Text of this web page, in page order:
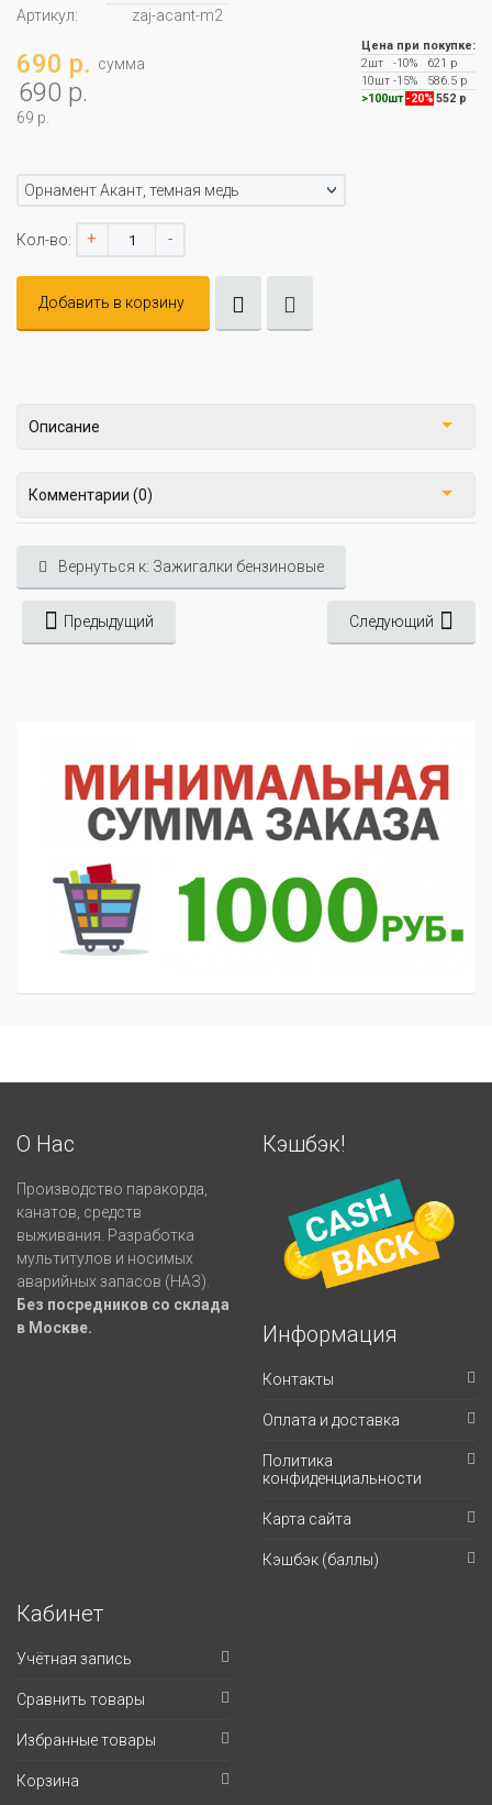
Артикул:
zaj-acant-m2
690 р. сумма
690 р.
69 р.
Цена при покупке:
2шт
-10%
621 р
10шт -15%
586.5 р
>100шт -20% 552 р
Орнамент Акант, темная медь
Кол-во: + -
Добавить в корзину
Описание
Комментарии (0)
Вернуться к: Зажигалки бензиновые
Предыдущий Следующий
О Нас
Производство паракорда,
канатов, средств
выживания. Разработка
мультитулов и носимых
аварийных запасов (НАЗ).
Без посредников со склада
в Москве.
Кэшбэк!
Информация
Контакты
Оплата и доставка
Политика
конфиденциальности
Карта сайта
Кэшбэк (баллы)
Кабинет
Учётная запись
Сравнить товары
Избранные товары
Корзина